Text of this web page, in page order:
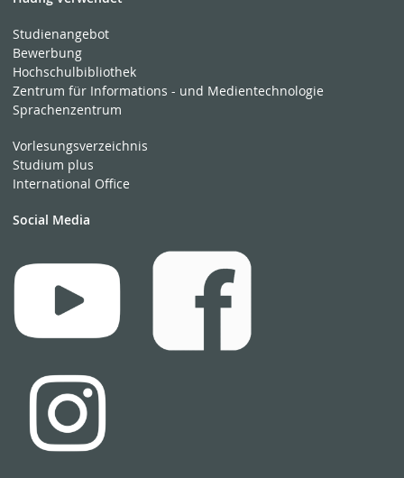
Studienangebot
Bewerbung
Hochschulbibliothek
Zentrum für Informations - und Medientechnologie
Sprachenzentrum
Vorlesungsverzeichnis
Studium plus
International Office
Social Media